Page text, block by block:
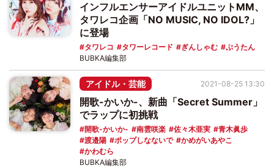
インフルエンサーアイドルユニットMM、
タワレコ企画「NO MUSIC, NO IDOL?」
に登場
タワレコ タワーレコード ぎんしゃむ ぷうたん
BUBKA編集部
アイドル・芸能
開歌-かいか-、新曲「Secret Summer」
でラップに初挑戦
開歌-かいか- 南雲咲楽 佐々木亜実
青木眞歩
渡邉陽
ポップしなないで
かめがいあやこ
かわむら
2021-08-25 13:30
BUBKA編集部